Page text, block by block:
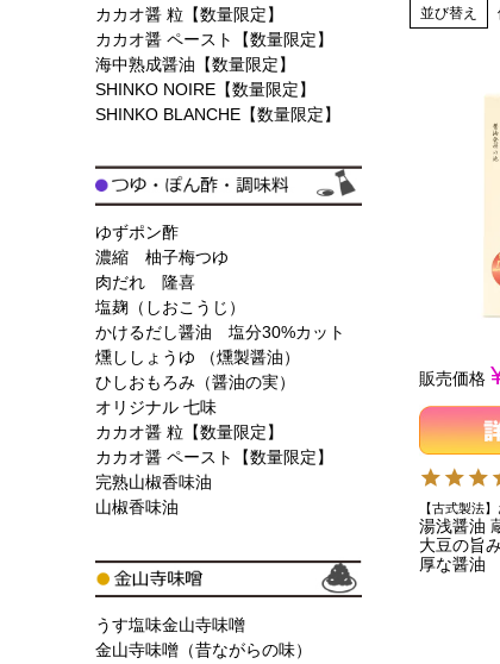
カカオ醤 粒【数量限定】
カカオ醤 ペースト【数量限定】
海中熟成醤油【数量限定】
SHINKO NOIRE【数量限定】
SHINKO BLANCHE【数量限定】
ゆずポン酢
濃縮 柚子梅つゆ
肉だれ 隆喜
塩麹（しおこうじ）
かけるだし醤油 塩分30%カット
燻ししょうゆ （燻製醤油）
ひしおもろみ（醤油の実）
オリジナル 七味
カカオ醤 粒【数量限定】
カカオ醤 ペースト【数量限定】
完熟山椒香味油
山椒香味油
うす塩味金山寺味噌
金山寺味噌（昔ながらの味）
並び替え
販売価格
【古式製法
湯浅醤油
大豆の旨
厚な醤油